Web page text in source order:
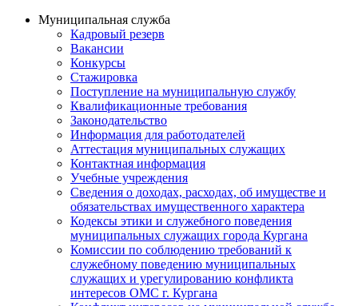
Муниципальная служба
Кадровый резерв
Вакансии
Конкурсы
Стажировка
Поступление на муниципальную службу
Квалификационные требования
Законодательство
Информация для работодателей
Аттестация муниципальных служащих
Контактная информация
Учебные учреждения
Сведения о доходах, расходах, об имуществе и
обязательствах имущественного характера
Кодексы этики и служебного поведения
муниципальных служащих города Кургана
Комиссии по соблюдению требований к
служебному поведению муниципальных
служащих и урегулированию конфликта
интересов ОМС г. Кургана